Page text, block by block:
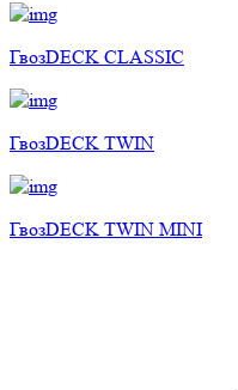
ГвозDECK CLASSIC
ГвозDECK TWIN
ГвозDECK TWIN MINI